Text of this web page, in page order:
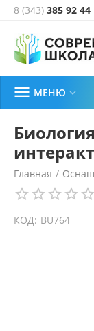
8 (343) 385 92 44
 МЕНЮ 
Главная /
КОД: BU764